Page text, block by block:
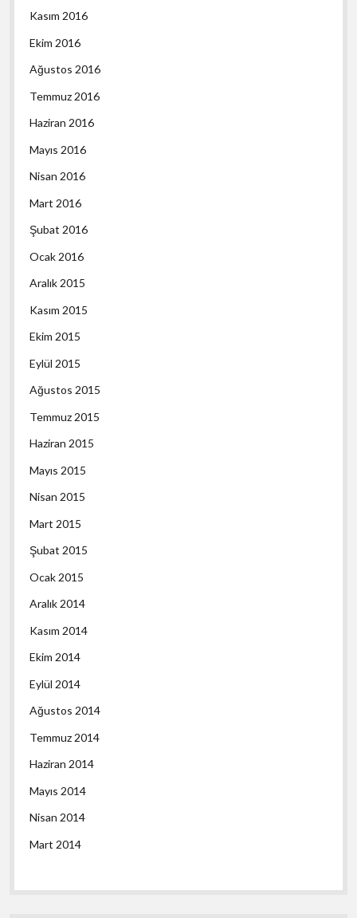
Kasım 2016
Ekim 2016
Ağustos 2016
Temmuz 2016
Haziran 2016
Mayıs 2016
Nisan 2016
Mart 2016
Şubat 2016
Ocak 2016
Aralık 2015
Kasım 2015
Ekim 2015
Eylül 2015
Ağustos 2015
Temmuz 2015
Haziran 2015
Mayıs 2015
Nisan 2015
Mart 2015
Şubat 2015
Ocak 2015
Aralık 2014
Kasım 2014
Ekim 2014
Eylül 2014
Ağustos 2014
Temmuz 2014
Haziran 2014
Mayıs 2014
Nisan 2014
Mart 2014